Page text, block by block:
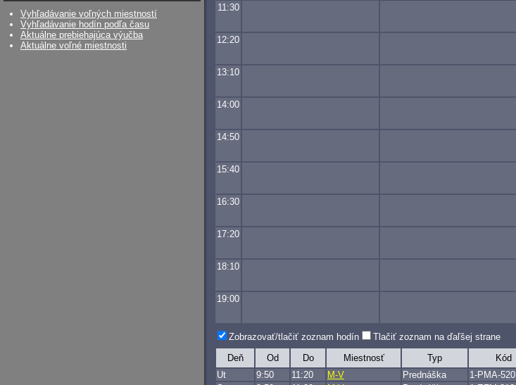
11:30
12:20
13:10
14:00
14:50
15:40
16:30
17:20
18:10
19:00
Zobrazovať/tlačiť zoznam hodín Tlačiť zoznam na ďaľšej strane
Deň Od Do Miestnosť Typ Kód
Ut
9:50 11:20 M-V Prednáška 1-PMA-520
Vyhľadávanie voľných miestností
Vyhľadávanie hodín podľa času
Aktuálne prebiehajúca výučba
Aktuálne voľné miestnosti